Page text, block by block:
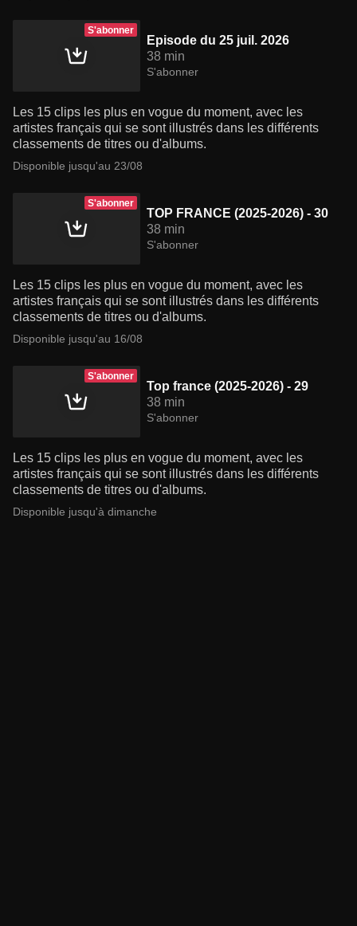
S'abonner
Episode du 25 juil. 2026
38 min
S'abonner
Les 15 clips les plus en vogue du moment, avec les
artistes français qui se sont illustrés dans les différents
classements de titres ou d'albums.
Disponible jusqu'au 23/08
S'abonner
TOP FRANCE (2025-2026) - 30
38 min
S'abonner
Les 15 clips les plus en vogue du moment, avec les
artistes français qui se sont illustrés dans les différents
classements de titres ou d'albums.
Disponible jusqu'au 16/08
S'abonner
Top france (2025-2026) - 29
38 min
S'abonner
Les 15 clips les plus en vogue du moment, avec les
artistes français qui se sont illustrés dans les différents
classements de titres ou d'albums.
Disponible jusqu'à dimanche